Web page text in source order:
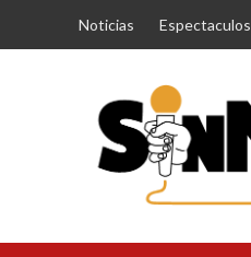
Noticias Espectaculos